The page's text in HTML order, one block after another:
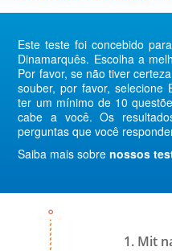
Este teste foi concebido
Dinamarquês. Escolha a
Por favor, se não tiver
souber, por favor,
ter um mínimo de 10
cabe a você. Os
perguntas que você
Saiba mais sobrenossos
1. Mit